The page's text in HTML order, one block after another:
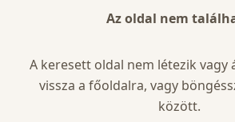
Az oldal nem
A keresett oldal nem létezik vagy
vissza a főoldalra, vagy
között.